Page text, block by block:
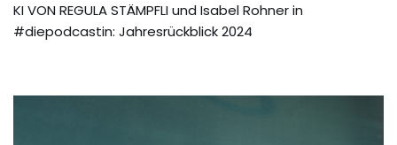
KI VON REGULA STÄMPFLI und Isabel Rohner in
#diepodcastin: Jahresrückblick 2024